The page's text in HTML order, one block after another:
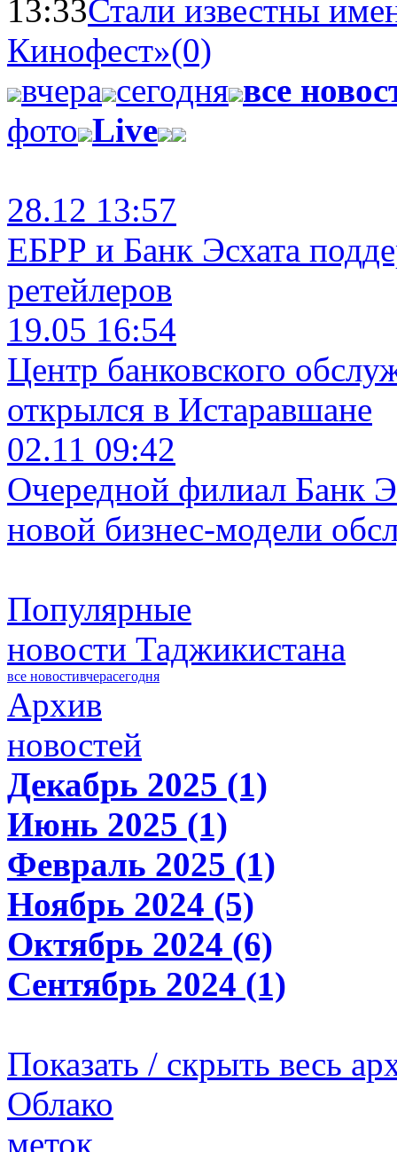
13:33Стали известны
Кинофест»(0)
вчера сегодня все
фото Live
28.12 13:57
ЕБРР и Банк Эсхата
ретейлеров
19.05 16:54
Центр банковского
открылся в Истаравшане
02.11 09:42
Очередной филиал Банк
новой бизнес-модели
Популярные
новости Таджикистана
все новостивчерасегодня
Архив
новостей
Декабрь 2025 (1)
Июнь 2025 (1)
Февраль 2025 (1)
Ноябрь 2024 (5)
Октябрь 2024 (6)
Сентябрь 2024 (1)
Показать / скрыть весь
Облако
меток